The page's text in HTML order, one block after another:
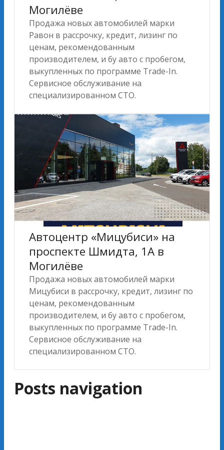
Могилёве
Продажа новых автомобилей марки
Равон в рассрочку, кредит, лизинг по
ценам, рекомендованным
производителем, и бу авто с пробегом,
выкупленных по программе Trade-In.
Сервисное обслуживание на
специализированном СТО.
Автоцентр «Мицубиси» на
проспекте Шмидта, 1А в
Могилёве
Продажа новых автомобилей марки
Мицубиси в рассрочку, кредит, лизинг по
ценам, рекомендованным
производителем, и бу авто с пробегом,
выкупленных по программе Trade-In.
Сервисное обслуживание на
специализированном СТО.
Posts navigation